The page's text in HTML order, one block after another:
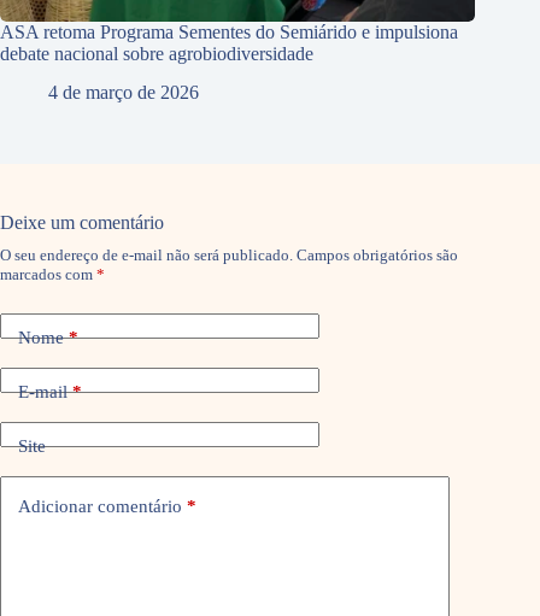
ASA retoma Programa Sementes do Semiárido e impulsiona
debate nacional sobre agrobiodiversidade
4 de março de 2026
Deixe um comentário
O seu endereço de e-mail não será publicado. Campos obrigatórios são
marcados com *
Nome*
E-mail*
Site
Adicionar comentário *